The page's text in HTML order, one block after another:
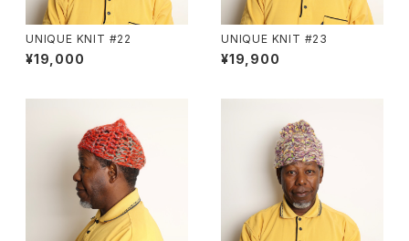
UNIQUE KNIT #22
¥19,000
UNIQUE KNIT #23
¥19,900